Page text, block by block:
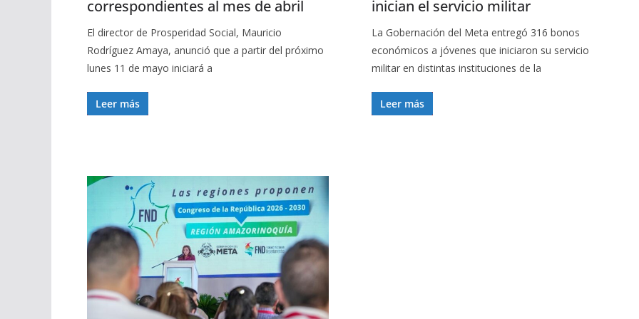
correspondientes al mes de abril
El director de Prosperidad Social, Mauricio
Rodríguez Amaya, anunció que a partir del próximo
lunes 11 de mayo iniciará a
Leer más
inician el servicio militar
La Gobernación del Meta entregó 316 bonos
económicos a jóvenes que iniciaron su servicio
militar en distintas instituciones de la
Leer más